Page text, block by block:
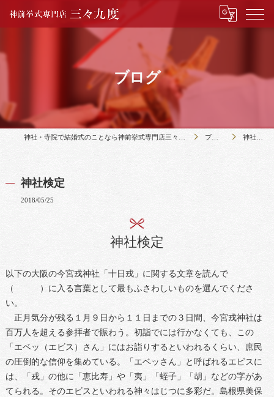
ブログ
ブログ 神社検定
神社検定
2018/05/25
神社検定
以下の大阪の今宮戎神社「十日戎」に関する文章を読んで
（ ）に入る言葉として最もふさわしいものを選んでくださ
い。
正月気分が残る１月９日から１１日までの３日間、今宮戎神社は
百万人を超える参拝者で賑わう。初詣でには行かなくても、この
「エベッ（エビス）さん」にはお詣りするといわれるくらい、庶民
の圧倒的な信仰を集めている。「エベッさん」と呼ばれるエビスに
は、「戎」の他に「恵比寿」や「夷」「蛭子」「胡」などの字があ
てられる。そのエビスといわれる神々はじつに多彩だ。島根県美保